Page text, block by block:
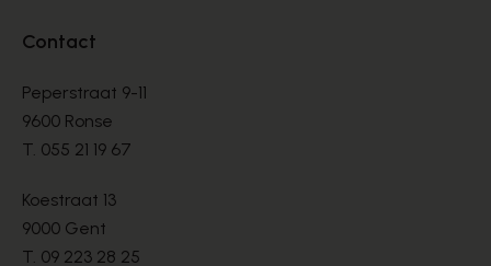
Contact
Peperstraat 9-11
9600 Ronse
T. 055 21 19 67
Koestraat 13
9000 Gent
T. 09 223 28 25